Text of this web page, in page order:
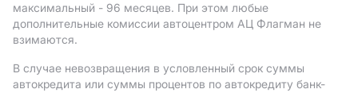
максимальный - 96 месяцев. При этом любые
дополнительные комиссии автоцентром АЦ Флагман не
взимаются.
В случае невозвращения в условленный срок суммы
автокредита или суммы процентов по автокредиту банк-